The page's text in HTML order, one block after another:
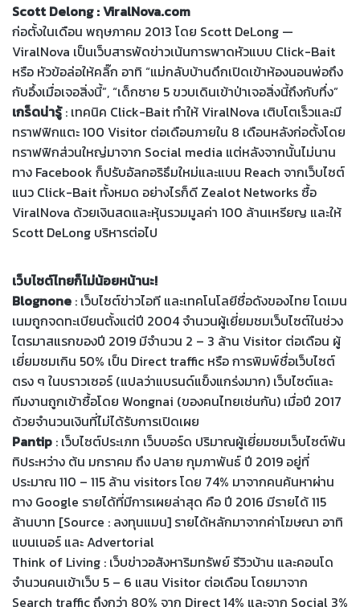
Scott Delong : ViralNova.com
ก่อตั้งในเดือน พฤษภาคม 2013 โดย Scott DeLong —
ViralNova เป็นเว็บสารพัดข่าวเน้นการพาดหัวแบบ Click-Bait
หรือ หัวข้อล่อให้คลิ๊ก อาทิ “แม่กลับบ้านดึกเปิดเข้าห้องนอนพ่อถึง
กับอึ้งเมื่อเจอสิ่งนี้”, “เด็กชาย 5 ขวบเดินเข้าป่าเจอสิ่งนี้ถึงกับทึ่ง”
เกร็ดน่ารู้: เทคนิค Click-Bait ทำให้ ViralNova เติบโตเร็วและมี
ทราฟฟิกแตะ 100 Visitor ต่อเดือนภายใน 8 เดือนหลังก่อตั้งโดย
ทราฟฟิกส่วนใหญ่มาจาก Social media แต่หลังจากนั้นไม่นาน
ทาง Facebook ก็ปรับอัลกอริธึมใหม่และแบน Reach จากเว็บไซต์
แนว Click-Bait ทั้งหมด อย่างไรก็ดี Zealot Networks ซื้อ
ViralNova ด้วยเงินสดและหุ้นรวมมูลค่า 100 ล้านเหรียญ และให้
Scott DeLong บริหารต่อไป
เว็บไซต์ไทยก็ไม่น้อยหน้านะ!
Blognone : เว็บไซต์ข่าวไอที และเทคโนโลยีชื่อดังของไทย โดเมน
เนมถูกจดทะเบียนตั้งแต่ปี 2004 จำนวนผู้เยี่ยมชมเว็บไซต์ในช่วง
ไตรมาสแรกของปี 2019 มีจำนวน 2 – 3 ล้าน Visitor ต่อเดือน ผู้
เยี่ยมชมเกิน 50% เป็น Direct traffic หรือ การพิมพ์ชื่อเว็บไซต์
ตรง ๆ ในบราวเซอร์ (แปลว่าแบรนด์แข็งแกร่งมาก) เว็บไซต์และ
ทีมงานถูกเข้าซื้อโดย Wongnai (ของคนไทยเช่นกัน) เมื่อปี 2017
ด้วยจำนวนเงินที่ไม่ได้รับการเปิดเผย
Pantip : เว็บไซต์ประเภท เว็บบอร์ด ปริมาณผู้เยี่ยมชมเว็บไซต์พัน
ทิประหว่าง ต้น มกราคม ถึง ปลาย กุมภาพันธ์ ปี 2019 อยู่ที่
ประมาณ 110 – 115 ล้าน visitors โดย 74% มาจากคนค้นหาผ่าน
ทาง Google รายได้ที่มีการเผยล่าสุด คือ ปี 2016 มีรายได้ 115
ล้านบาท [Source : ลงทุนแมน] รายได้หลักมาจากค่าโฆษณา อาทิ
แบนเนอร์ และ Advertorial
Think of Living : เว็บข่าวอสังหาริมทรัพย์ รีวิวบ้าน และคอนโด
จำนวนคนเข้าเว็บ 5 – 6 แสน Visitor ต่อเดือน โดยมาจาก
Search traffic ถึงกว่า 80% จาก Direct 14% และจาก Social 3%